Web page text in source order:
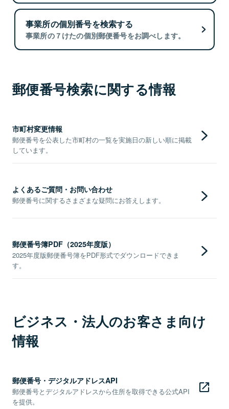
事業所の個別番号を検索する
事業所の７けたの個別郵便番号をお調べします。
郵便番号検索に関する情報
市町村変更情報
郵便番号を公表した市町村の一覧を実施日の新しい順に掲載
しています。
よくあるご質問・お問い合わせ
郵便番号に関するさまざまな疑問にお答えします。
郵便番号簿PDF（2025年度版）
2025年度版郵便番号簿をPDF形式でダウンロードできま
す。
ビジネス・法人のお客さま向け
情報
郵便番号・デジタルアドレスAPI
郵便番号とデジタルアドレスから住所を取得できる公式API
を提供。